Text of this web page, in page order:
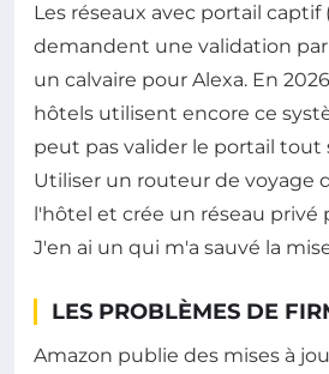
Les réseaux avec portail captif
demandent une validation
un calvaire pour Alexa. En
hôtels utilisent encore ce
peut pas valider le portail tout
Utiliser un routeur de voyage
l'hôtel et crée un réseau privé
J'en ai un qui m'a sauvé la
LES PROBLÈMES DE
Amazon publie des mises à